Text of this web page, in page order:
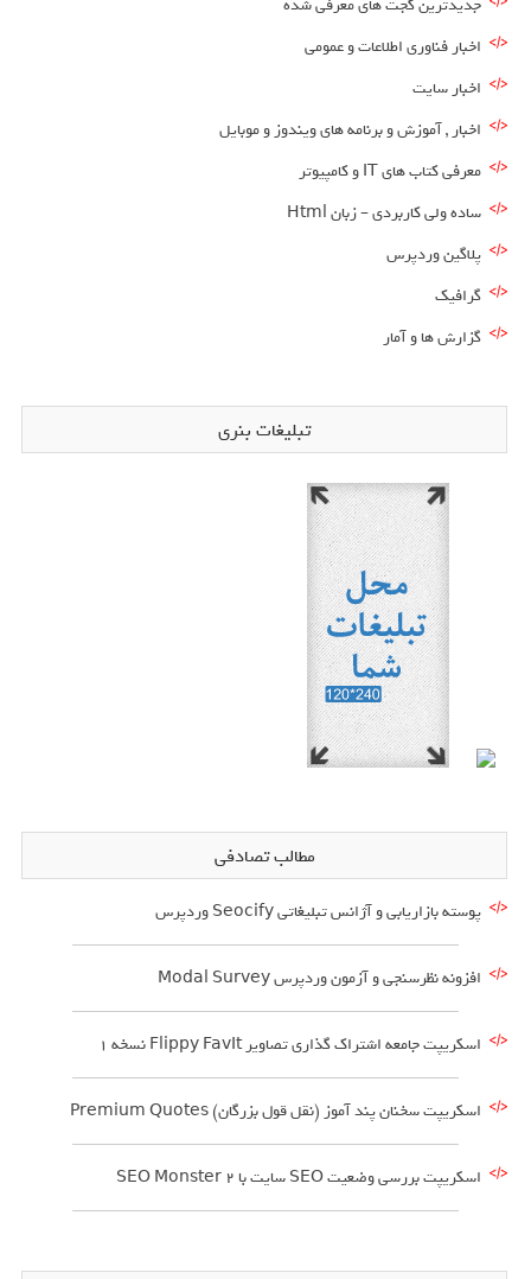
جدیدترین گجت های معرفی شده
اخبار فناوری اطلاعات و عمومی
اخبار سایت
اخبار , آموزش و برنامه های ویندوز و موبایل
معرفی کتاب های IT و کامپیوتر
ساده ولی کاربردی – زبان Html
پلاگین وردپرس
گرافیک
گزارش ها و آمار
تبلیغات بنری
مطالب تصادفی
پوسته بازاریابی و آژانس تبلیغاتی Seocify وردپرس
افزونه نظرسنجی و آزمون وردپرس Modal Survey
اسکریپت جامعه اشتراک گذاری تصاویر Flippy FavIt نسخه ۱
اسکریپت سخنان پند آموز (نقل قول بزرگان) Premium Quotes
اسکریپت بررسی وضعیت SEO سایت با SEO Monster 2